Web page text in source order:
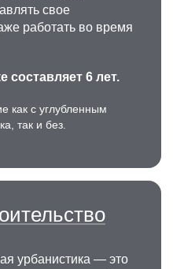
свое
работать во время
составляет 6 лет.
как с углубленным
так и без.
урбанистика — это